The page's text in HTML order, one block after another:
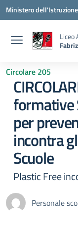
Vai ai contenuti
Vai al menu di
Vai al footer
Ministero
Liceo
Circolare 205
formative
per
incontra
Scuole
Plastic Free
Personale